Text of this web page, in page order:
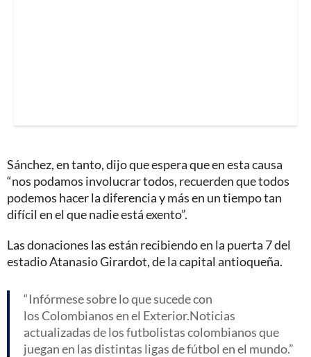
Sánchez, en tanto, dijo que espera que en esta causa
“nos podamos involucrar todos, recuerden que todos
podemos hacer la diferencia y más en un tiempo tan
difícil en el que nadie está exento”.
Las donaciones las están recibiendo en la puerta 7 del
estadio Atanasio Girardot, de la capital antioqueña.
Infórmese sobre lo que sucede con
los Colombianos en el Exterior.Noticias
actualizadas de los futbolistas colombianos que
juegan en las distintas ligas de fútbol en el mundo.